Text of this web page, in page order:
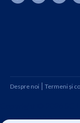
Despre noi Termeni și
J08/1997 1991